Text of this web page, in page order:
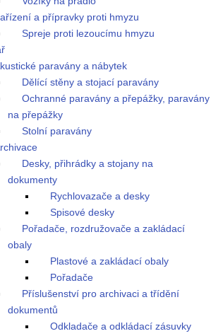
a přípravky proti hmyzu
Spreje proti lezoucímu hmyzu
paravány a nábytek
Dělící stěny a stojací paravány
Ochranné paravány a přepážky, paravány
na přepážky
Stolní paravány
Desky, přihrádky a stojany na
dokumenty
Rychlovazače a desky
Spisové desky
Pořadače, rozdružovače a zakládací
obaly
Plastové a zakládací obaly
Pořadače
Příslušenství pro archivaci a třídění
dokumentů
Odkladače a odkládací zásuvky